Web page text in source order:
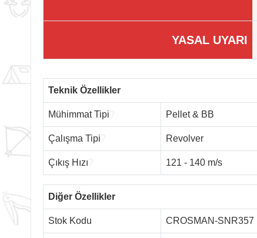
YASAL UYARI
Teknik Özellikler
Mühimmat Tipi Pellet & BB
Çalışma Tipi Revolver
Çıkış Hızı 121 - 140 m/s
Diğer Özellikler
Stok Kodu CROSMAN-SNR357